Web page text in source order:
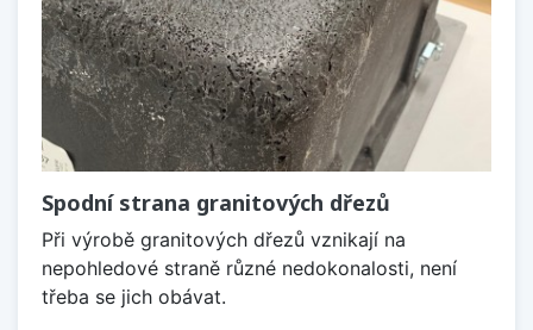
Spodní strana granitových dřezů
Při výrobě granitových dřezů vznikají na
nepohledové straně různé nedokonalosti, není
třeba se jich obávat.